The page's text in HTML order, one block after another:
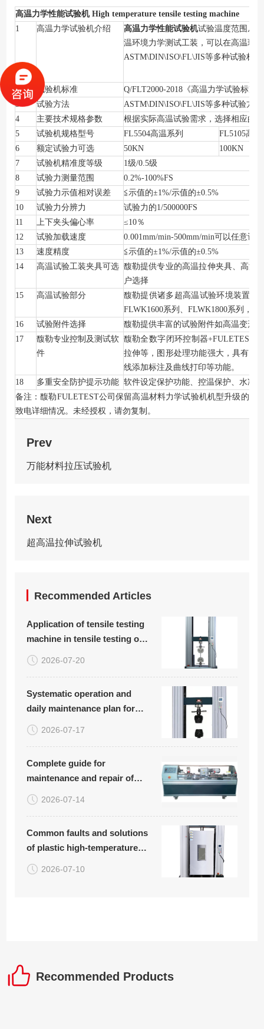
高温力学性能试验机High temperature tensile testing machine
1
高温力学试验机介绍 高温力学性能试验机试验温度范围从
温环境力学测试工装，可以在高温环
ASTM\DIN\ISO\FL\JIS等多种试验标
2 试验机标准 Q/FLT2000-2018《高温力学试验标准
3
试验方法 ASTM\DIN\ISO\FL\JIS等多种试验方法
4
主要技术规格参数
根据实际高温试验需求，选择相应的
5
试验机规格型号 FL5504高温系列 FL5105高温
6
额定试验力可选 50KN
100KN
7
试验机精准度等级 1级/0.5级
8
试验力测量范围
0.2%-100%FS
9
试验力示值相对误差
≦示值的±1%/示值的±0.5%
10
试验力分辨力
试验力的1/500000FS
11
上下夹头偏心率
≤10％
12
试验加载速度 0.001mm/min-500mm/min可以任意设定
13
速度精度
≦示值的±1%/示值的±0.5%
14
高温试验工装夹具可选 馥勒提供专业的高温拉伸夹具、高温
户选择
15
高温试验部分
馥勒提供诸多超高温试验环境装置
FLWK1600系列、FLWK1800系列，温
16
试验附件选择
馥勒提供丰富的试验附件如高温变形
17
馥勒专业控制及测试软
件
馥勒全数字闭环控制器+FULETEST
拉伸等，图形处理功能强大，具有曲
线添加标注及曲线打印等功能。
18
多重安全防护提示功能 软件设定保护功能、控温保护、水冷
备注：馥勒FULETEST公司保留高温材料力学试验机机型升级的权
致电详细情况。未经授权，请勿复制。
Prev
万能材料拉压试验机
Next
超高温拉伸试验机
Recommended Articles
Application of tensile testing
machine in tensile testing of
plastic woven bags
2026-07-20
Systematic operation and
daily maintenance plan for
carbon fiber board tensile
compression bending testing
2026-07-17
Complete guide for
maintenance and repair of
rotary bending fatigue testing
machine (with common
attached)
2026-07-14
Common faults and solutions
of plastic high-temperature
tensile testing machine
2026-07-10
Recommended Products